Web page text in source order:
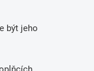
být jeho